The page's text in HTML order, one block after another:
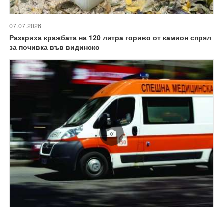
07.07.2026
Разкриха кражбата на 120 литра гориво от камион спрял
за почивка във видинско